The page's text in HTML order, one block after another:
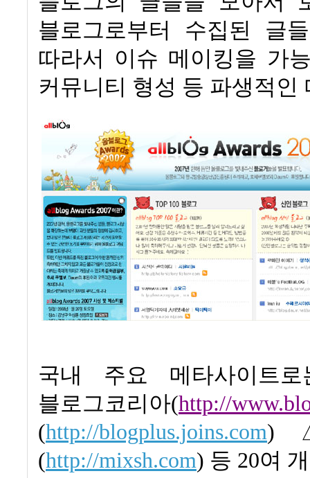
블로그로부터 수집된 글
따라서 이슈 메이킹을 가
커뮤니티 형성 등 파생적인
국내 주요 메타사이트
블로그코리아(http://
(http://blogplus.joins.com)
(http://mixsh.com) 등 20여